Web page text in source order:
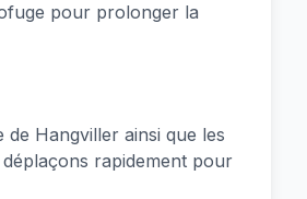
pour prolonger la
Hangviller ainsi que les
rapidement pour